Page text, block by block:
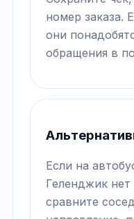
номер заказа.
они
обращения в
Если на
Геленджик
сравните